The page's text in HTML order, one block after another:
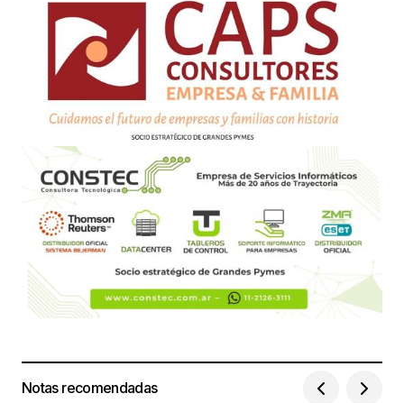
Notas recomendadas